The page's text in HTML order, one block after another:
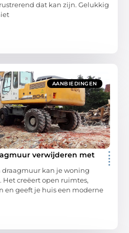
dat kan zijn. Gelukkig
AANBIEDINGEN
verwijderen met
draagmuur kan je woning
creëert open ruimtes,
en geeft je huis een moderne